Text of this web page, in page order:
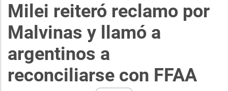
Milei reiteró reclamo por
Malvinas y llamó a
argentinos a
reconciliarse con FFAA